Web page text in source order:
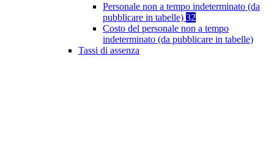
Personale non a tempo indeterminato (da
pubblicare in tabelle) 32
Costo del personale non a tempo
indeterminato (da pubblicare in tabelle)
Tassi di assenza